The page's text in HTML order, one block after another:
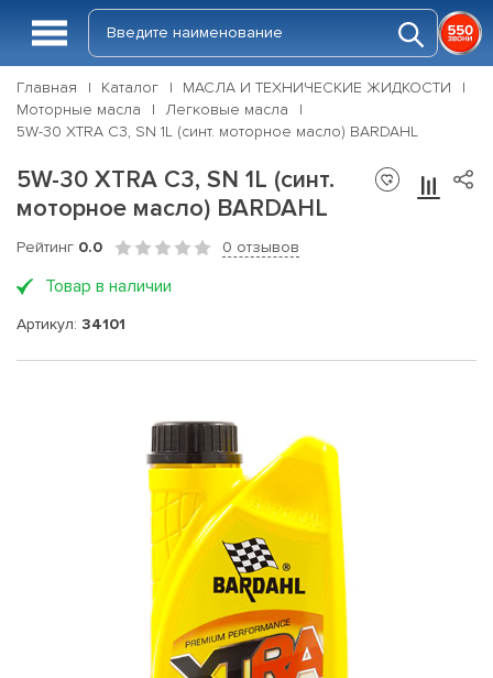
Главная Каталог
МАСЛА И ТЕХНИЧЕСКИЕ ЖИДКОСТИ
Моторные масла
Легковые масла
5W-30 XTRA C3, SN 1L (синт. моторное масло) BARDAHL
5W-30 XTRA C3, SN 1L (синт.
моторное масло) BARDAHL
Рейтинг 0.0 0 отзывов
Товар в наличии
Артикул: 34101